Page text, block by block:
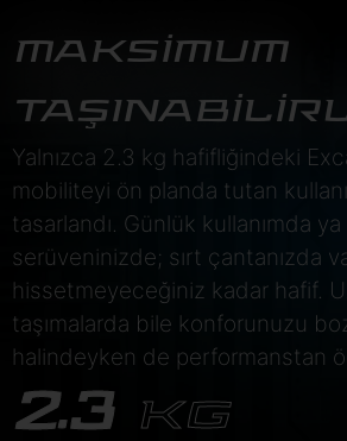
MAKSİMUM
Yalnızca 2.3 kg hafifliğindeki
mobiliteyi ön planda tutan
tasarlandı. Günlük kullanımda
serüveninizde; sırt çantanızda
hissetmeyeceğiniz kadar hafif.
taşımalarda bile konforunuzu
halindeyken de performanstan
2.3 KG